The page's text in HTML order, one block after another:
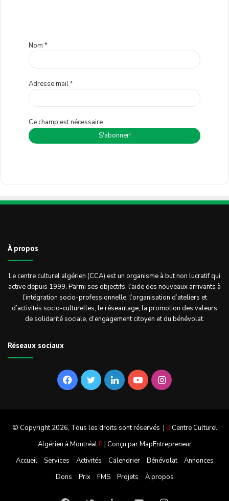
Nom *
Adresse mail*
Ce champ est nécessaire.
À propos
Le centre culturel algérien (CCA) est un organisme à but non lucratif qui
active depuis 1999. Parmi ses objectifs, l’aide des nouveaux arrivants à
l’intégration socio-professionnelle, l’organisation d’ateliers et
d’activités socio-culturelles, le réseautage, la promotion des valeurs
de solidarité sociale, d’engagement citoyen et du bénévolat.
Réseaux sociaux
FacebookTwitterLinkedinYouTubeInstagram
© Copyright 2026, Tous les droits sont réservés |
Centre Culturel
Algérien à Montréal
| Conçu parMapEntrepreneur
Accueil
Services Activités Calendrier Bénévolat
Annonces
Dons
Prix FMS Projets À propos